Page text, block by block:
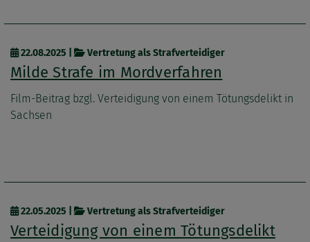
22.08.2025 Vertretung als Strafverteidiger
Milde Strafe im Mordverfahren
Film-Beitrag bzgl. Verteidigung von einem Tötungsdelikt in
Sachsen
22.05.2025 Vertretung als Strafverteidiger
Verteidigung von einem Tötungsdelikt